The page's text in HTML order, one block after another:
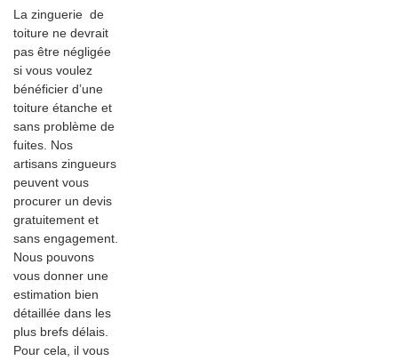
La zinguerie de
toiture ne devrait
pas être négligée
si vous voulez
bénéficier d’une
toiture étanche et
sans problème de
fuites. Nos
artisans zingueurs
peuvent vous
procurer un devis
gratuitement et
sans engagement.
Nous pouvons
vous donner une
estimation bien
détaillée dans les
plus brefs délais.
Pour cela, il vous